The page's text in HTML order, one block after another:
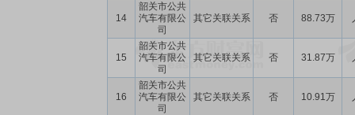
14
韶关市公共
汽车有限公
司
其它关联关系 否 88.73万
15
韶关市公共
汽车有限公
司
其它关联关系 否 31.87万
16
韶关市公共
汽车有限公
司
其它关联关系 否 10.91万